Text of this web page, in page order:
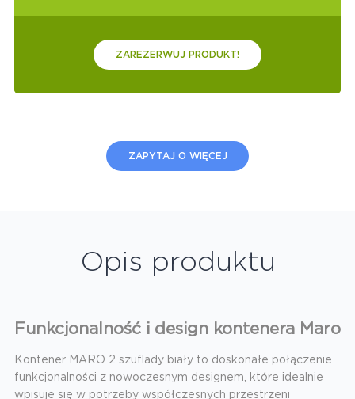
ZAREZERWUJ PRODUKT!
ZAPYTAJ O WIĘCEJ
Opis produktu
Funkcjonalność i design kontenera Maro
Kontener MARO 2 szuflady biały to doskonałe połączenie
funkcjonalności z nowoczesnym designem, które idealnie
wpisuje się w potrzeby współczesnych przestrzeni